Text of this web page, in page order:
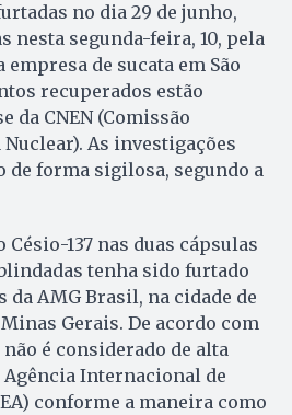
no dia 29 de junho,
nesta segunda-feira, 10, pela
de sucata em São
recuperados estão
da CNEN (Comissão
As investigações
de forma sigilosa, segundo a
Césio-137 nas duas cápsulas
tenha sido furtado
da AMG Brasil, na cidade de
Gerais. De acordo com
é considerado de alta
Internacional de
conforme a maneira como